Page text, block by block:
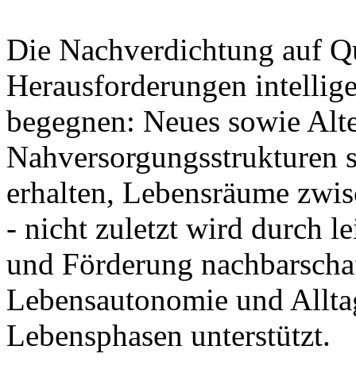
Die Nachverdichtung auf
Herausforderungen
begegnen: Neues sowie
Nahversorgungsstrukturen
erhalten, Lebensräume
- nicht zuletzt wird durch
und Förderung
Lebensautonomie und
Lebensphasen unterstützt.